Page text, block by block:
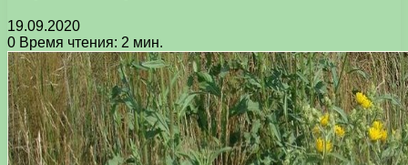
19.09.2020
0 Время чтения: 2 мин.